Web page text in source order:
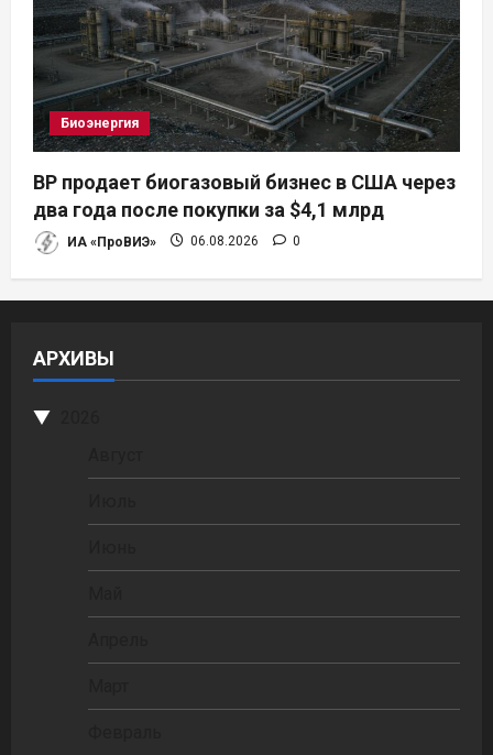
Биоэнергия
BP продает биогазовый бизнес в США через
два года после покупки за $4,1 млрд
ИА «ПроВИЭ» 06.08.2026 0
АРХИВЫ